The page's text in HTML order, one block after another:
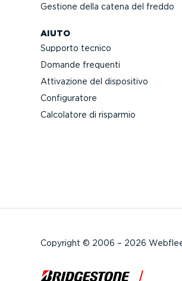
Gestione della catena del freddo
AIUTO
Supporto tecnico
Domande frequenti
Attivazione del dispositivo
Confi­gu­ratore
Calcolatore di risparmio
Copyright © 2006 – 2026